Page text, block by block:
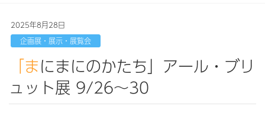
2025年8月28日
企画展・展示・展覧会
「まにまにのかたち」アール・ブリ
ュット展 9/26～30